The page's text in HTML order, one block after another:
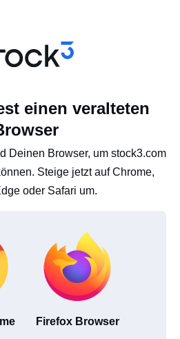
einen veralteten
Deinen Browser, um stock3.com
Steige jetzt auf Chrome,
oder Safari um.
Firefox Browser